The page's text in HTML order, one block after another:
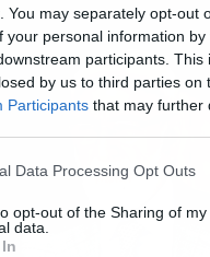
You may separately opt-out
your personal information
participants.
by us to third parties on
Participants that may further
Data Processing Opt Outs
opt-out of the Sharing of my
data.